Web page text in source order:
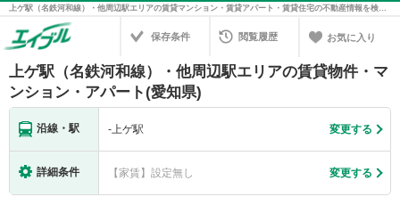
上ゲ駅（名鉄河和線）・他周辺駅エリアの賃貸マンション・賃貸アパート・賃貸住宅の不動産情報を検索！不動産賃貸の物件探しは、お部屋探しのエイブル
保存条件 閲覧履歴 お気に入り
上ゲ駅（名鉄河和線）・他周辺駅エリアの賃貸物件・マ
ンション・アパート(愛知県)
沿線・駅 -上ゲ駅 変更する
詳細条件 【家賃】設定無し 変更する